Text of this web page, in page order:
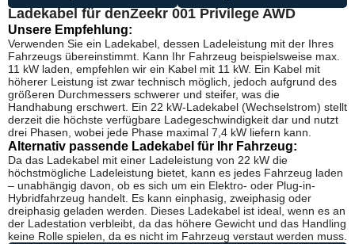
Ladekabel für denZeekr 001 Privilege AWD
Unsere Empfehlung:
Verwenden Sie ein Ladekabel, dessen Ladeleistung mit der Ihres
Fahrzeugs übereinstimmt. Kann Ihr Fahrzeug beispielsweise max.
11 kW laden, empfehlen wir ein Kabel mit 11 kW. Ein Kabel mit
höherer Leistung ist zwar technisch möglich, jedoch aufgrund des
größeren Durchmessers schwerer und steifer, was die
Handhabung erschwert. Ein 22 kW-Ladekabel (Wechselstrom) stellt
derzeit die höchste verfügbare Ladegeschwindigkeit dar und nutzt
drei Phasen, wobei jede Phase maximal 7,4 kW liefern kann.
Alternativ passende Ladekabel für Ihr Fahrzeug:
Da das Ladekabel mit einer Ladeleistung von 22 kW die
höchstmögliche Ladeleistung bietet, kann es jedes Fahrzeug laden
– unabhängig davon, ob es sich um ein Elektro- oder Plug-in-
Hybridfahrzeug handelt. Es kann einphasig, zweiphasig oder
dreiphasig geladen werden. Dieses Ladekabel ist ideal, wenn es an
der Ladestation verbleibt, da das höhere Gewicht und das Handling
keine Rolle spielen, da es nicht im Fahrzeug verstaut werden muss.